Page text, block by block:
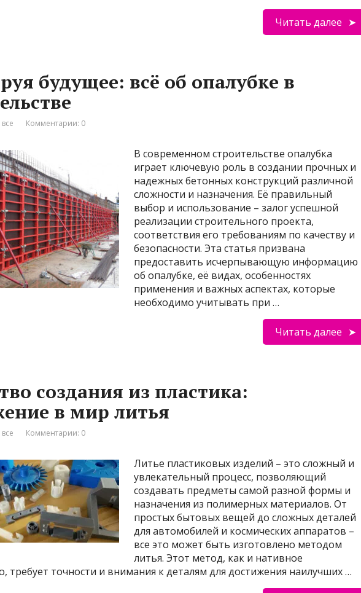
Читать далее
будущее: всё об опалубке в
Комментарии: 0
В современном строительстве опалубка
играет ключевую роль в создании прочных и
надежных бетонных конструкций различной
сложности и назначения. Её правильный
выбор и использование – залог успешной
реализации строительного проекта,
соответствия его требованиям по качеству и
безопасности. Эта статья призвана
предоставить исчерпывающую информацию
об опалубке, её видах, особенностях
применения и важных аспектах, которые
необходимо учитывать при …
Читать далее
создания из пластика:
в мир литья
Комментарии: 0
Литье пластиковых изделий – это сложный и
увлекательный процесс, позволяющий
создавать предметы самой разной формы и
назначения из полимерных материалов. От
простых бытовых вещей до сложных деталей
для автомобилей и космических аппаратов –
все это может быть изготовлено методом
литья. Этот метод, как и нативное
требует точности и внимания к деталям для достижения наилучших …